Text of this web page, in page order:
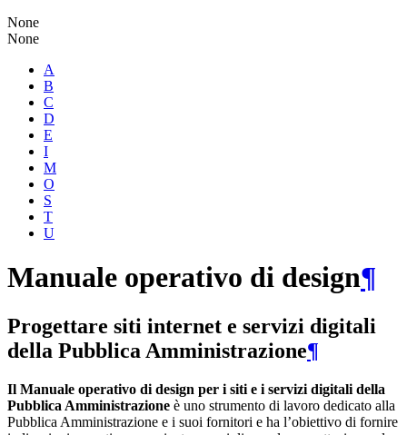
None
None
A
B
C
D
E
I
M
O
S
T
U
Manuale operativo di design¶
Progettare siti internet e servizi digitali
della Pubblica Amministrazione¶
Il Manuale operativo di design per i siti e i servizi digitali della
Pubblica Amministrazione è uno strumento di lavoro dedicato alla
Pubblica Amministrazione e i suoi fornitori e ha l’obiettivo di fornire